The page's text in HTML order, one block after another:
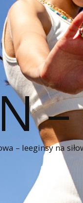
– leeginsy na